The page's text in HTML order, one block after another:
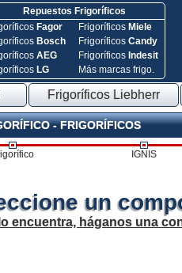
Repuestos Frigoríficos
Fagor
Bosch
AEG
LG
Frigoríficos Miele
FrigoríficosCandy
Frigoríficos Indesit
Más marcas frigo.
Frigoríficos Liebherr
- FRIGORÍFICOS
IGNIS
un
encuentra, háganos una